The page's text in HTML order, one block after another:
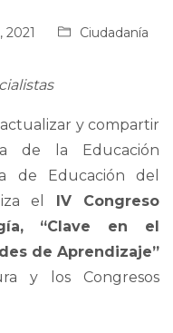
2021 Ciudadanía
y compartir
de la Educación
de Educación del
el IV Congreso
“Clave en el
de Aprendizaje”
y los Congresos